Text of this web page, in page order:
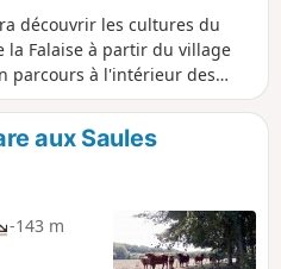
découvrir les cultures du
la Falaise à partir du village
parcours à l'intérieur des
des falaises à partir de la
21.aux Saules
-143 m